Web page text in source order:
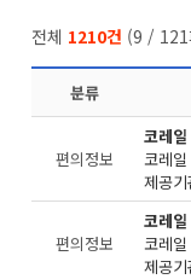
전체 1210건 (9 / 121
분류
편의정보
코레
제공
편의정보
코레
제공